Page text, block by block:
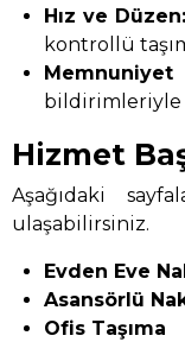
Hız ve Düzen:
kontrollü
bildirimleriyle
Hizmet
Aşağıdaki
ulaşabilirsiniz.
Evden Eve
Asansörlü
Ofis Taşıma